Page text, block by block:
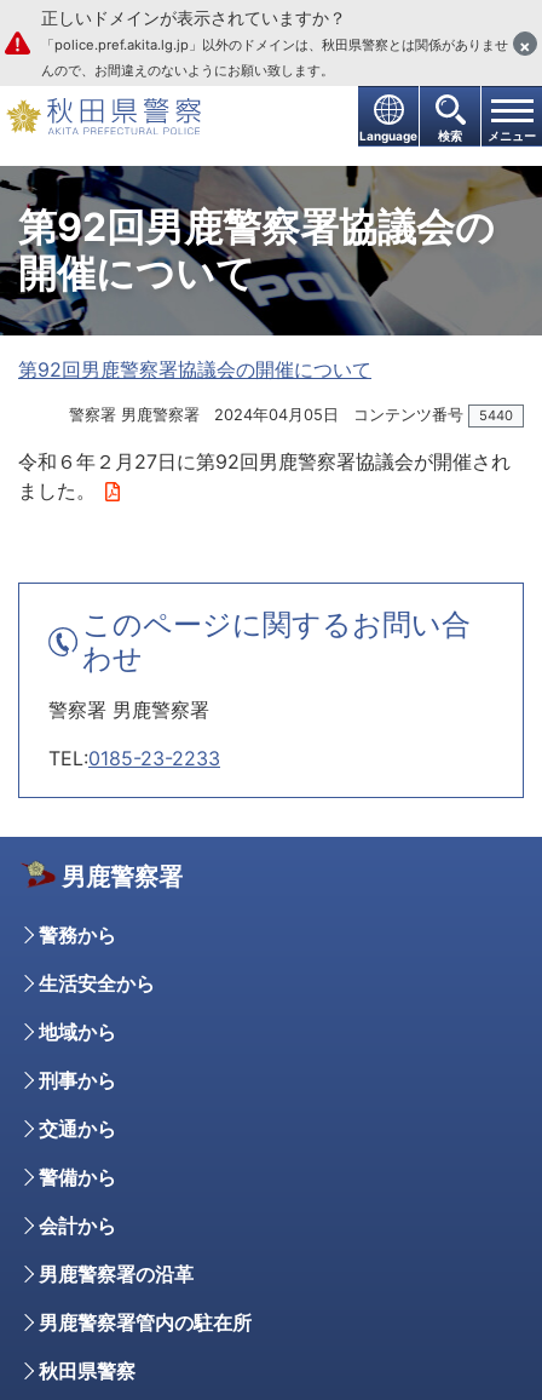
本文へ
Language 検索 メニュー
正しいドメインが表示されていますか？
「police.pref.akita.lg.jp」以外のドメインは、秋田県警察とは関係がありませ
んので、お間違えのないようにお願い致します。
×
第92回男鹿警察署協議会の
開催について
第92回男鹿警察署協議会の開催について
警察署 男鹿警察署 2024年04月05日 コンテンツ番号 5440
令和６年２月27日に第92回男鹿警察署協議会が開催され
ました。
このページに関するお問い合
わせ
警察署 男鹿警察署
TEL:0185-23-2233
男鹿警察署
警務から
生活安全から
地域から
刑事から
交通から
警備から
会計から
男鹿警察署の沿革
男鹿警察署管内の駐在所
秋田県警察